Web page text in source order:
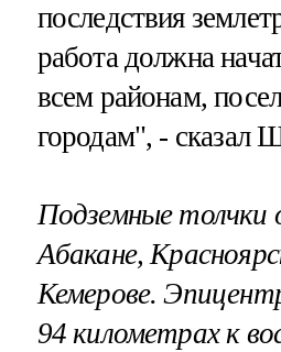
последствия
работа должна
всем районам,
городам", - сказал
Подземные толчки
Абакане,
Кемерове.
94 километрах к